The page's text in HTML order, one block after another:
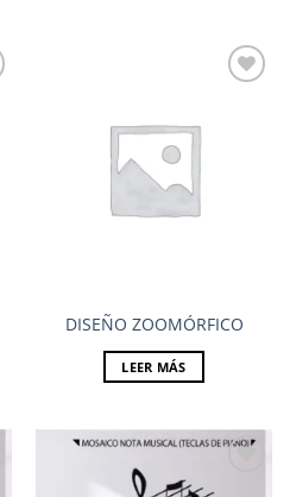
Las
opciones
se
de
producto
DISEÑO ZOOMÓRFICO
LEER MÁS